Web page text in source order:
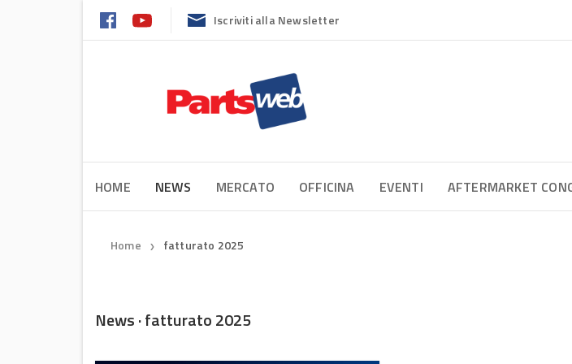
Iscriviti alla Newsletter
HOME NEWS MERCATO OFFICINA EVENTI AFTERMARKET
Home ❯ fatturato 2025
News · fatturato 2025